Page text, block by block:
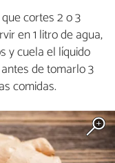
cortes 2 o 3
en 1 litro de agua,
y cuela el líquido
de tomarlo 3
comidas.